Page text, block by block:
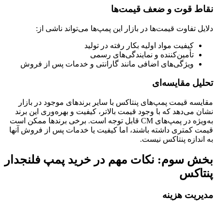
نقاط قوت و ضعف قیمت‌ها
دلایل تفاوت قیمت‌ها در بازار این پمپ‌ها می‌تواند ناشی از:
کیفیت مواد اولیه بکار رفته در تولید
تأمین‌کننده و نمایندگی‌های رسمی
ویژگی‌های اضافی مانند گارانتی و خدمات پس از فروش
تحلیل مقایسه‌ای
مقایسه قیمت پمپ‌های پنتاکس با سایر برندهای موجود در بازار
نشان می‌دهد که با وجود قیمت بالاتر، کیفیت و بهره‌وری این برند
به‌ویژه در پمپ‌های CM قابل توجه است. برخی برندها ممکن است
قیمت کمتری داشته باشند، اما کیفیت یا خدمات پس از فروش آنها
به اندازه پنتاکس نیست.
بخش سوم: نکات مهم در خرید پمپ فلنجدار
پنتاکس
مدیریت هزینه